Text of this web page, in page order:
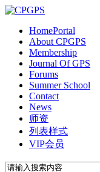
HomePortal
About CPGPS
Membership
Journal Of GPS
Forums
Summer School
Contact
News
师资
列表样式
VIP会员